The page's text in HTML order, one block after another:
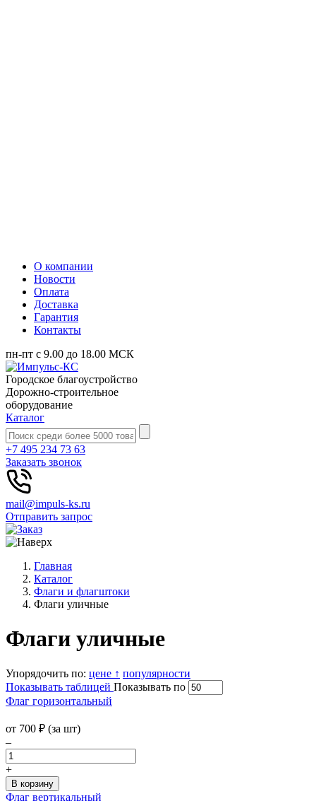
О компании
Новости
Оплата
Доставка
Гарантия
Контакты
пн-пт с 9.00 до 18.00 МСК
Городское благоустройство
Дорожно-строительное
оборудование
Каталог
+7 495 234 73 63
Заказать звонок
mail@impuls-ks.ru
Отправить запрос
Главная
Каталог
Флаги и флагштоки
Флаги уличные
Флаги уличные
Упорядочить по: цене ↑ популярности
Показывать таблицей Показывать по
Флаг горизонтальный
от 700 ₽ (за шт)
–
+
Флаг вертикальный